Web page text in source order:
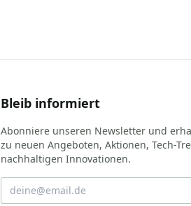
Bleib informiert
Abonniere unseren Newsletter und
zu neuen Angeboten, Aktionen, Tech-
nachhaltigen Innovationen.